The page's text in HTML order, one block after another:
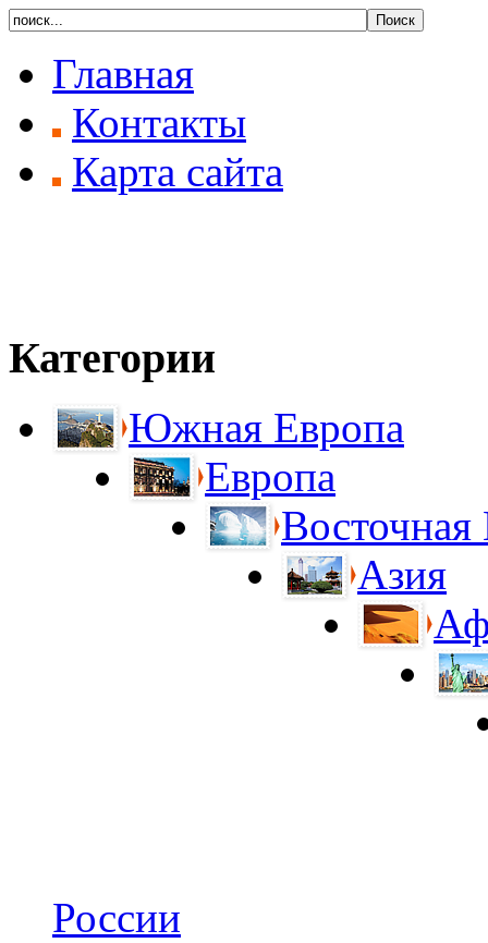
Главная
Контакты
Карта сайта
Категории
Южная Европа
Европа
Восточная
Азия
России